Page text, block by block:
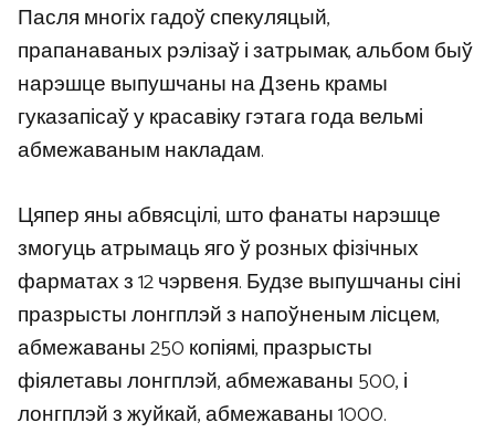
Пасля многіх гадоў спекуляцый,
прапанаваных рэлізаў і затрымак, альбом быў
нарэшце выпушчаны на Дзень крамы
гуказапісаў у красавіку гэтага года вельмі
абмежаваным накладам.
Цяпер яны абвясцілі, што фанаты нарэшце
змогуць атрымаць яго ў розных фізічных
фарматах з 12 чэрвеня. Будзе выпушчаны сіні
празрысты лонгплэй з напоўненым лісцем,
абмежаваны 250 копіямі, празрысты
фіялетавы лонгплэй, абмежаваны 500, і
лонгплэй з жуйкай, абмежаваны 1000.